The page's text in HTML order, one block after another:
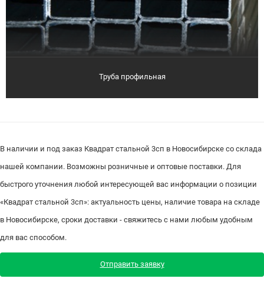
Труба профильная
В наличии и под заказ Квадрат стальной 3сп в Новосибирске со склада
нашей компании. Возможны розничные и оптовые поставки. Для
быстрого уточнения любой интересующей вас информации о позиции
«Квадрат стальной 3сп»: актуальность цены, наличие товара на складе
в Новосибирске, сроки доставки - свяжитесь с нами любым удобным
для вас способом.
Отправить заявку